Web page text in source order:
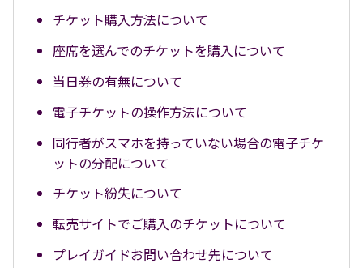
チケット購入方法について
座席を選んでのチケットを購入について
当日券の有無について
電子チケットの操作方法について
同行者がスマホを持っていない場合の電子チケ
ットの分配について
チケット紛失について
転売サイトでご購入のチケットについて
プレイガイドお問い合わせ先について